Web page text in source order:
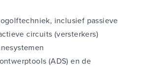
inclusief passieve
circuits (versterkers)
(ADS) en de